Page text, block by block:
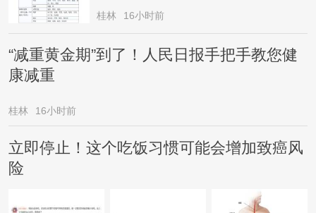
桂林 16小时前
“减重黄金期”到了！人民日报手把手教您健
康减重
桂林 16小时前
立即停止！这个吃饭习惯可能会增加致癌风
险